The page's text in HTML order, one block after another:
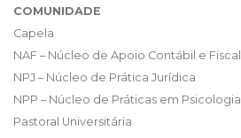
COMUNIDADE
Capela
NAF – Núcleo de Apoio Contábil e Fiscal
NPJ – Núcleo de Prática Jurídica
NPP – Núcleo de Práticas em Psicologia
Pastoral Universitária